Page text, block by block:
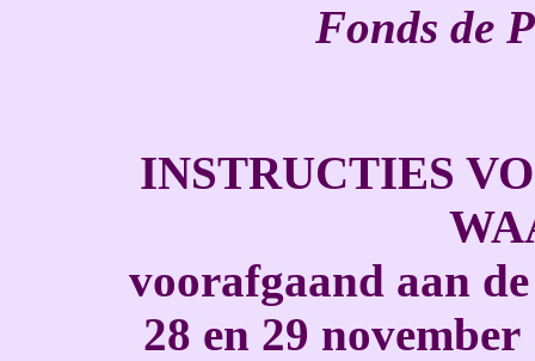
Fonds de
INSTRUCTIES
voorafgaand aan
28 en 29